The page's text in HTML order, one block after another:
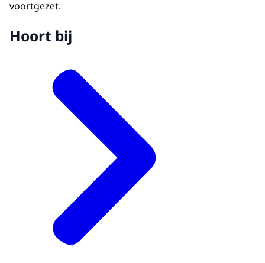
voortgezet.
Hoort bij